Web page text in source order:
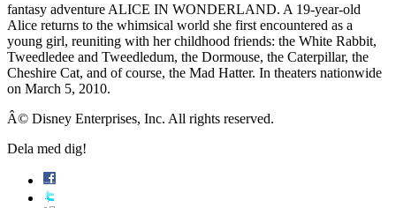
fantasy adventure ALICE IN WONDERLAND. A 19-year-old
Alice returns to the whimsical world she first encountered as a
young girl, reuniting with her childhood friends: the White Rabbit,
Tweedledee and Tweedledum, the Dormouse, the Caterpillar, the
Cheshire Cat, and of course, the Mad Hatter. In theaters nationwide
on March 5, 2010.
Â© Disney Enterprises, Inc. All rights reserved.
Dela med dig!